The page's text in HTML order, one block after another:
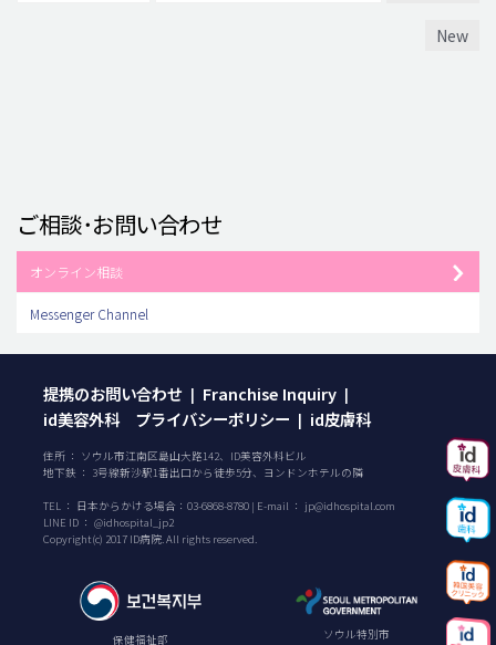
New
ご相談･お問い合わせ
オンライン相談
Messenger Channel
提携のお問い合わせ | Franchise Inquiry |
id美容外科 プライバシーポリシー | id皮膚科
住所 ： ソウル市江南区島山大路142、ID美容外科ビル
地下鉄 ： 3号線新沙駅1番出口から徒歩5分、ヨンドンホテルの隣
TEL ： 日本からかける場合： 03-6868-8780 | E-mail ： jp@idhospital.com
LINE ID ： @idhospital_jp2
Copyright(c) 2017 ID病院. All rights reserved.
保健福祉部 ソウル特別市